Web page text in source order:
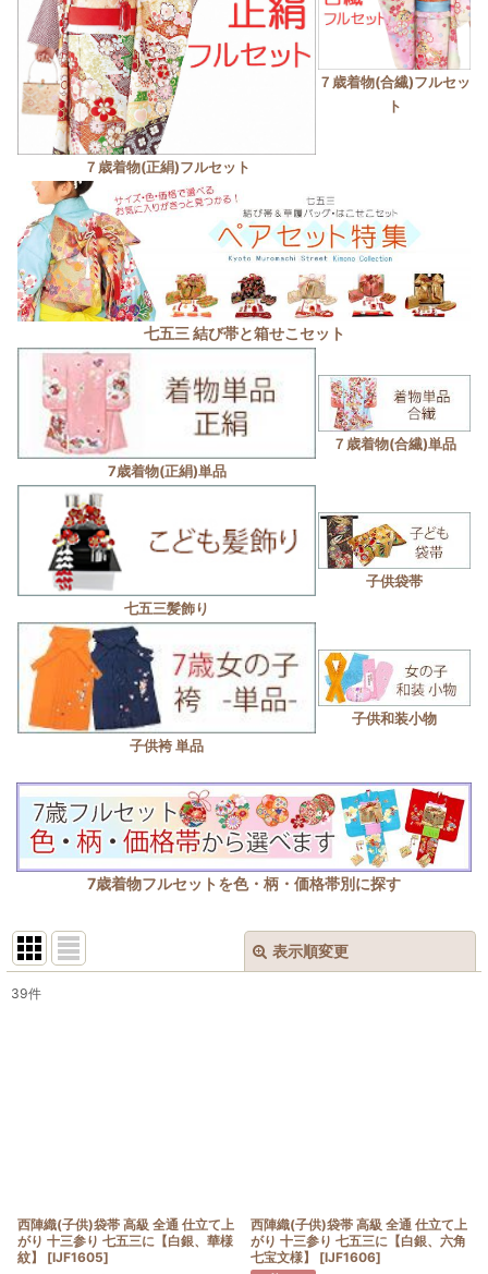
７歳着物(正絹)フルセット
７歳着物(合繊)フルセッ
ト
七五三 結び帯と箱せこセット
7歳着物(正絹)単品
７歳着物(合繊)単品
七五三髪飾り
子供袋帯
子供袴 単品
子供和装小物
7歳着物フルセットを色・柄・価格帯別に探す
表示順変更
39件
西陣織(子供)袋帯 高級 全通 仕立て上
がり 十三参り 七五三に【白銀、華様
紋】
[IJF1605]
西陣織(子供)袋帯 高級 全通 仕立て上
がり 十三参り 七五三に【白銀、六角
七宝文様】
[IJF1606]